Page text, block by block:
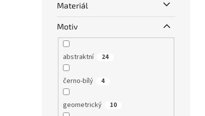
Materiál
Motiv
abstraktní 24
černo-bílý 4
geometrický 10